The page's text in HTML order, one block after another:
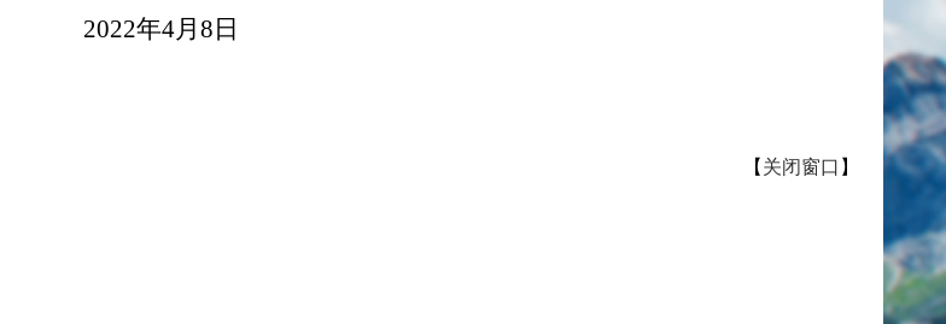
2022年4月8日
【 关闭窗口 】